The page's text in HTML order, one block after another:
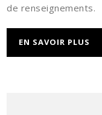
de renseignements.
EN SAVOIR PLUS